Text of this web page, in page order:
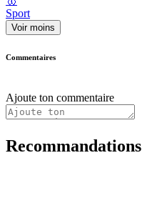
Sport
Voir moins
Commentaires
Ajoute ton commentaire
Recommandations